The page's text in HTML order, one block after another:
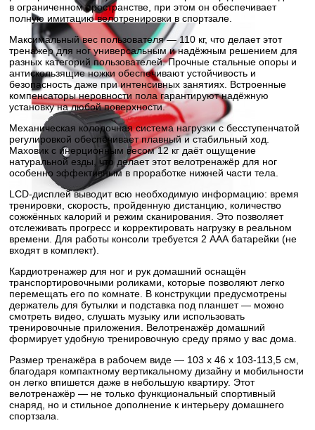
в ограниченном пространстве, при этом он обеспечивает
полную имитацию велотренировки в спортзале.
Максимальный вес пользователя — 110 кг, что делает этот
тренажер для ног универсальным и надёжным решением для
разных категорий пользователей. Прочные стальные опоры и
антискользящие ножки обеспечивают устойчивость и
безопасность даже при интенсивных занятиях. Встроенные
компенсаторы неровности пола гарантируют надёжную
установку на любой поверхности.
Механическая колодочная система нагрузки с бесступенчатой
регулировкой обеспечивает плавный и стабильный ход.
Маховик с инерционным весом 12 кг даёт ощущение
натуральной езды, что делает этот велотренажёр для ног
особенно эффективным в проработке нижней части тела.
LCD-дисплей выводит всю необходимую информацию: время
тренировки, скорость, пройденную дистанцию, количество
сожжённых калорий и режим сканирования. Это позволяет
отслеживать прогресс и корректировать нагрузку в реальном
времени. Для работы консоли требуется 2 ААА батарейки (не
входят в комплект).
Кардиотренажер для ног и рук домашний оснащён
транспортировочными роликами, которые позволяют легко
перемещать его по комнате. В конструкции предусмотрены
держатель для бутылки и подставка под планшет — можно
смотреть видео, слушать музыку или использовать
тренировочные приложения. Велотренажёр домашний
формирует удобную тренировочную среду прямо у вас дома.
Размер тренажёра в рабочем виде — 103 х 46 х 103-113,5 см,
благодаря компактному вертикальному дизайну и мобильности
он легко впишется даже в небольшую квартиру. Этот
велотренажёр — не только функциональный спортивный
снаряд, но и стильное дополнение к интерьеру домашнего
спортзала.